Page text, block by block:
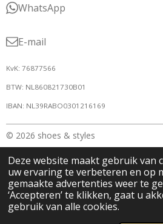
Deze website maakt gebruik van
uw ervaring te verbeteren en op
gemaakte advertenties weer te
‘Accepteren’ te klikken, gaat u
gebruik van alle cookies.
WhatsApp
E-mail
KvK: 76877566
BTW: NL860821730B01
IBAN: NL39RABO0301216169
© 2026 shoes & styles